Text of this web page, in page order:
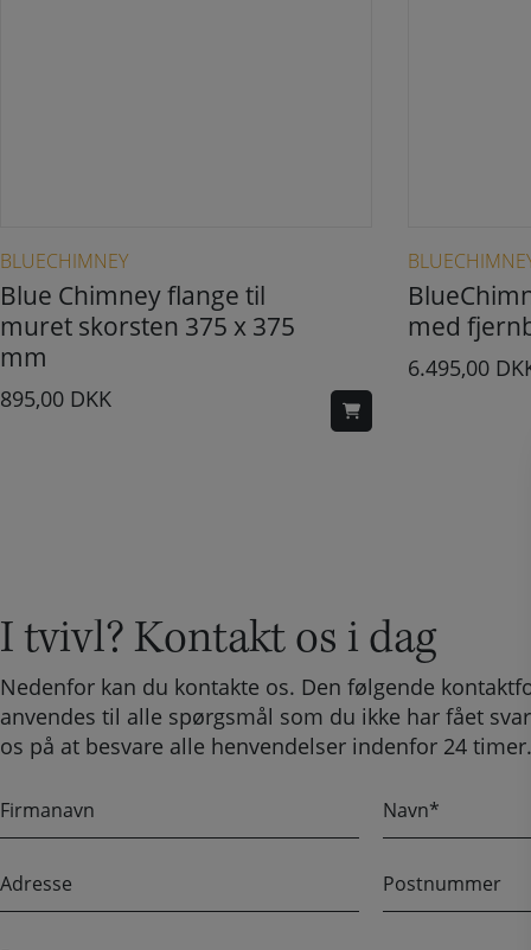
BLUECHIMNEY
Blue Chimney flange til
muret skorsten 375 x 375
mm
895,00 DKK
med
6.495,00
I tvivl? Kontakt os i dag
Nedenfor kan du kontakte os. Den følgende
anvendes til alle spørgsmål som du ikke har fået
os på at besvare alle henvendelser indenfor 24 timer.
i
r
m
a
a
v
n
d
r
o
s